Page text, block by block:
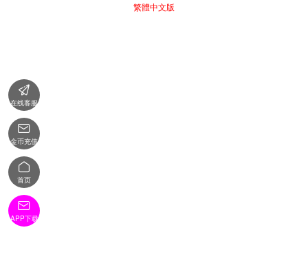
繁體中文版

在线客服

金币充值

首页

APP下载